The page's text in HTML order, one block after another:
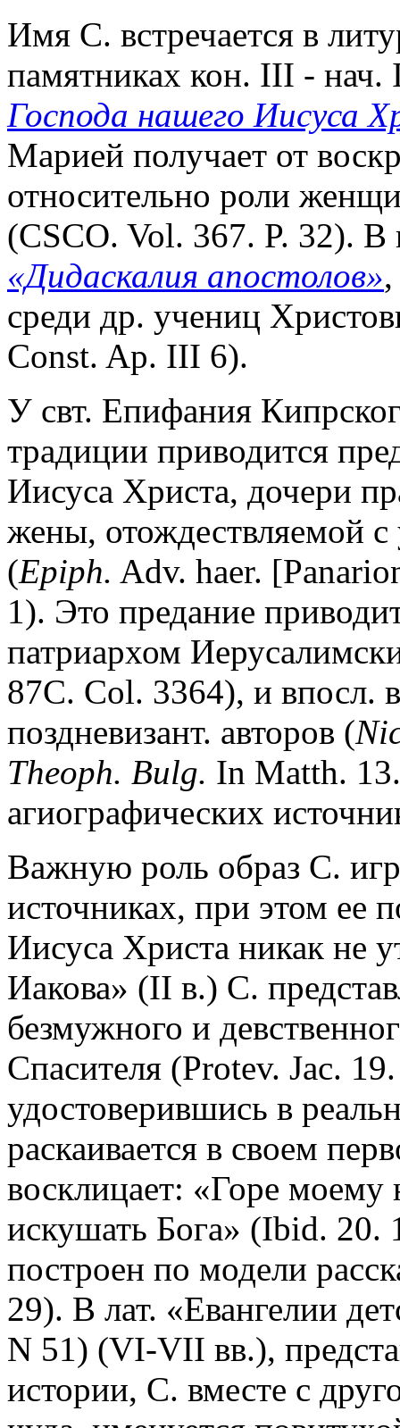
Имя С. встречается в
памятниках кон. III -
Господа нашего Иисуса
Марией получает от
относительно роли
(CSCO. Vol. 367. P. 32). В
«Дидаскалия апостолов»
среди др. учениц
Const. Ap. III 6).
У свт. Епифания
традиции приводится
Иисуса Христа, дочери
жены, отождествляемой
(Epiph. Adv. haer.
1). Это предание
патриархом
87C. Col. 3364), и впосл.
поздневизант. авторов (
Theoph. Bulg. In Matth.
агиографических
Важную роль образ С.
источниках, при этом ее
Иисуса Христа никак не
Иакова» (II в.) С.
безмужного и
Спасителя (Protev. Jac.
удостоверившись в
раскаивается в своем
восклицает: «Горе
искушать Бога» (Ibid. 20.
построен по модели
29). В лат. «Евангелии
N 51) (VI-VII вв.),
истории, С. вместе с